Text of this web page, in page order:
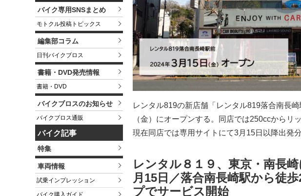
バイク専用SNSまとめ
モトクル投稿トピックス
編集部コラム
日刊バイクブロス
書籍・DVD発売情報
書籍・DVD
バイクブロスのお知らせ
バイクブロス通販
バイク記事
特集
車両情報
試乗インプレッション
レンタル819の新店舗「レンタル819落合南長
（金）にオープンする。同店では250ccからリ
現在同店では専用サイトにて3月15日以降出発
レンタル８１９、東京・南長
月15日／落合南長崎駅から徒
プでサービス開始